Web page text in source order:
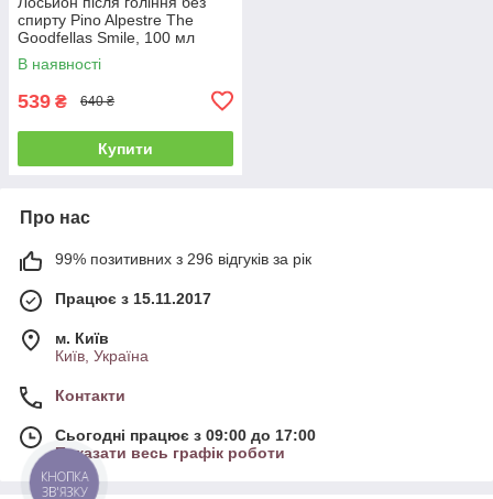
спирту Pino Alpestre The
Goodfellas Smile, 100 мл
(10201039)
В наявності
539 ₴ 640 ₴
Купити
Про нас
99% позитивних з 296 відгуків за рік
Працює з 15.11.2017
м. Київ
Київ, Україна
Контакти
Сьогодні працює з 09:00 до 17:00
Показати весь графік роботи
КНОПКА
ЗВ'ЯЗКУ